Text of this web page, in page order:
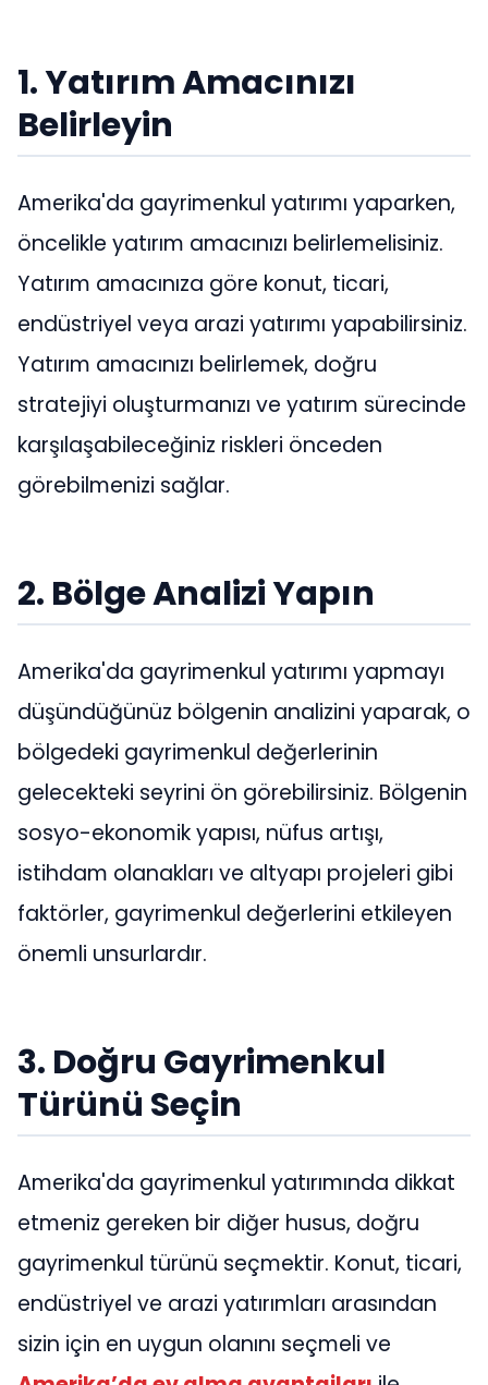
1. Yatırım Amacınızı
Belirleyin
Amerika'da gayrimenkul yatırımı yaparken,
öncelikle yatırım amacınızı belirlemelisiniz.
Yatırım amacınıza göre konut, ticari,
endüstriyel veya arazi yatırımı yapabilirsiniz.
Yatırım amacınızı belirlemek, doğru
stratejiyi oluşturmanızı ve yatırım sürecinde
karşılaşabileceğiniz riskleri önceden
görebilmenizi sağlar.
2. Bölge Analizi Yapın
Amerika'da gayrimenkul yatırımı yapmayı
düşündüğünüz bölgenin analizini yaparak, o
bölgedeki gayrimenkul değerlerinin
gelecekteki seyrini ön görebilirsiniz. Bölgenin
sosyo-ekonomik yapısı, nüfus artışı,
istihdam olanakları ve altyapı projeleri gibi
faktörler, gayrimenkul değerlerini etkileyen
önemli unsurlardır.
3. Doğru Gayrimenkul
Türünü Seçin
Amerika'da gayrimenkul yatırımında dikkat
etmeniz gereken bir diğer husus, doğru
gayrimenkul türünü seçmektir. Konut, ticari,
endüstriyel ve arazi yatırımları arasından
sizin için en uygun olanını seçmeli ve